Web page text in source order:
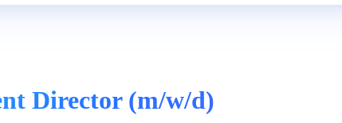
Director (m/w/d)